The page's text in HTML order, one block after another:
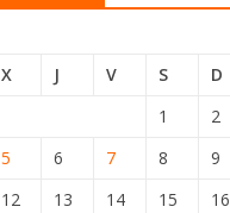
X J V S
D
1
2
5 6 7 8
9
12 13 14 15
16